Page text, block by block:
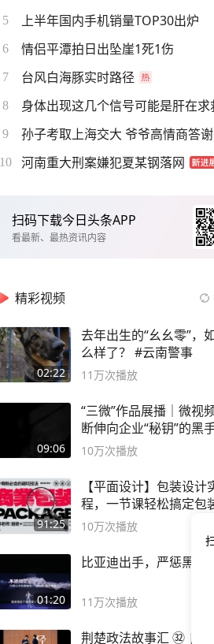
5 上半年国内手机销量TOP30出炉
6 情侣平潭拍日出坠崖1死1伤
7 台风白海豚实时路径
8 身体出现这几个信号可能是肝在求
9 孙子考取上海交大 爷爷高情商答谢
10 河南重大刑案嫌犯夏某钢落网
扫码下载今日头条APP
看最新、最热资讯内容
精彩视频
02:22
去年出生的“幺幺零”，
么样了？ #云南警事
11万次播放
09:06
“三微”作品展播｜微视
断伸向企业“秘钥”的黑
10万次播放
91:25
【平面设计】包装设计
程，一节课轻松搞定包
流程！
10万次播放
01:20
比亚迪出手，严惩黑公
11万次播放
荆楚政法故事汇 ㉜ | 【